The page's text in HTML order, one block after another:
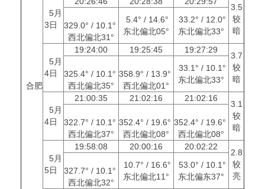
合肥
5月
3日
3.5
较
暗
329.0° / 10.1°
西北偏北31°
5.4° / 14.6°
东北偏北05°
33.2° / 12.0°
东北偏北33°
5月
4日
19:24:00 19:25:45 19:27:29
3.7
较
暗
325.4° / 10.1°
西北偏北35°
358.9° / 13.9°
西北偏北01°
33.1° / 10.1°
东北偏北33°
5月
4日
21:00:35 21:02:16 21:02:16
3.1
较
暗
322.7° / 10.1°
西北偏北37°
352.4° / 19.6°
西北偏北08°
352.4° / 19.6°
西北偏北08°
5月
5日
19:58:08 20:00:16 20:02:22
2.8
较
亮
327.7° / 10.1°
西北偏北32°
10.7° / 16.6°
东北偏北11°
53.0° / 10.1°
东北偏东37°